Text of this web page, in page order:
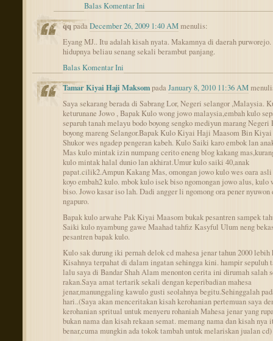
Balas Komentar Ini
qqpadaDecember 26, 2009 1:40 AMmenulis:
Eyang MJ.. Itu adalah kisah nyata. Makamnya di daerah purworejo.
hidupnya beliau senang sekali berambut panjang.
Balas Komentar Ini
Tamar Kiyai Haji MaksompadaJanuary 8, 2010 11:36 AM
Saya sekarang berada di Sabrang Lor, Negeri selangor ,Malaysia.
keturunane Jowo , Bapak Kulo wong jowo malaysia,embah kulo
separuh tanah melayu bodo boyong sengko mediyun marang Negeri
boyong mareng Selangor.Bapak Kulo Kiyai Haji Maasom Bin
Shukor wes ngadep pengeran kabeh. Kulo Saiki karo embok lan
Mas kulo mintak izin numpang cerito eneng blog kakang
kulo mintak halal dunio lan akhirat.Umur kulo saiki 40,anak
papat.cilik2.Ampun Kakang Mas, omongan jowo kulo wes oara
koyo embah2 kulo. mbok kulo isek biso ngomongan jowo alus, kulo
biso. Jowo kasar iso lah. Dadi angger li ngomong ora pener nyuwon
ngapuro.
Bapak kulo arwahe Pak Kiyai Maasom bukak pesantren sampek
Saiki kulo nyambung gawe Maahad tahfiz Kasyful Ulum neng
pesantren bapak kulo.
Kulo sak durung iki pernah delok cd mahesa jenar tahun 2000 lebih
Kisahnya terpahat di dalam ingatan sehingga kini. hampir sepuluh
lalu saya di Bandar Shah Alam menonton cerita ini dirumah salah
rakan.Saya amat tertarik sekali dengan keperibadian mahesa
jenar,manunggaling kawulo gusti seolahnya begitu.Sehinggalah
hari..(Saya akan menceritakan kisah kerohanian pertemuan saya
kerohanian spritual untuk menyeru rohaniah Mahesa jenar yang
bukan nama dan kisah rekaan semat. memang nama dan kisah nya
benar,cuma mungkin ada tokok tambah untuk melariskan jualan cd)